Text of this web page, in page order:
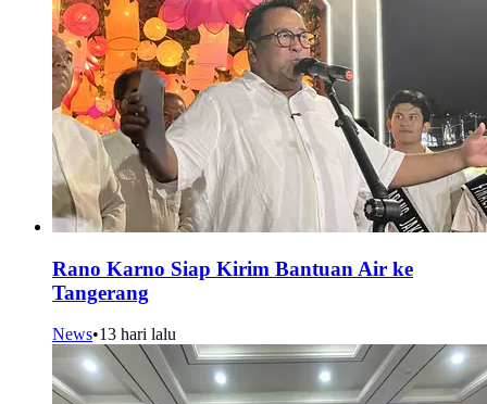
Rano Karno Siap Kirim Bantuan Air ke
Tangerang
News•13 hari lalu